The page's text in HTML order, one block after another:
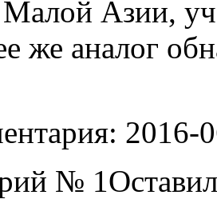
Азии,
же аналог
2016-
№ 1Оставил